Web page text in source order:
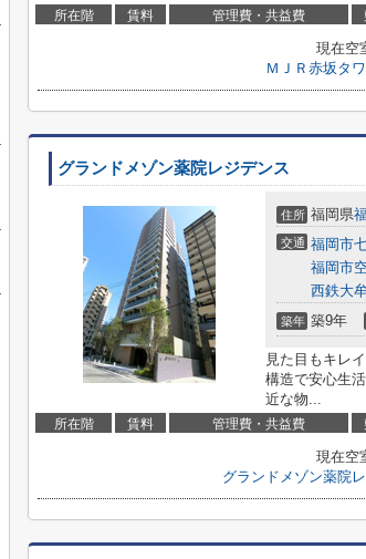
所在階 賃料 管理費・共益費
現在空
ＭＪＲ赤坂タ
グランドメゾン薬院レジデンス
住所 福岡県
交通 福岡市
福岡市
西鉄大
築年 築9年
見た目もキレ
構造で安心生
近な物...
所在階 賃料 管理費・共益費
現在空
グランドメゾン薬院